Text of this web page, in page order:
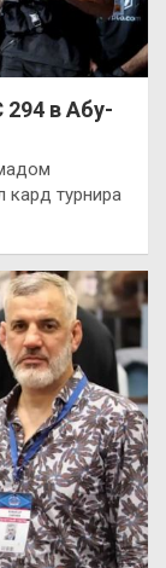
в Абу-
турнира